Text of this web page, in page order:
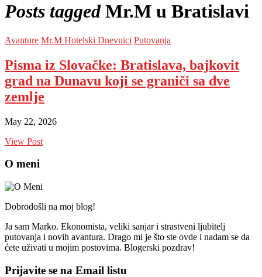
Posts tagged Mr.M u Bratislavi
Avanture Mr.M Hotelski Dnevnici Putovanja
Pisma iz Slovačke: Bratislava, bajkovit
grad na Dunavu koji se graniči sa dve
zemlje
May 22, 2026
View Post
O meni
Dobrodošli na moj blog!
Ja sam Marko. Ekonomista, veliki sanjar i strastveni ljubitelj
putovanja i novih avantura. Drago mi je što ste ovde i nadam se da
ćete uživati u mojim postovima. Blogerski pozdrav!
Prijavite se na Email listu